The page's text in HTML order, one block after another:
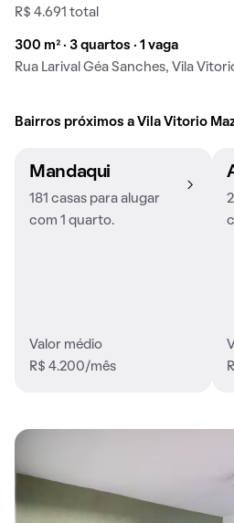
R$ 4.691 total
300 m² · 3 quartos · 1 vaga
Rua Larival Géa Sanches, Vila
Bairros próximos a Vila Vitorio
Mandaqui
181 casas para alugar
com 1 quarto.
Valor médio
R$ 4.200/mês